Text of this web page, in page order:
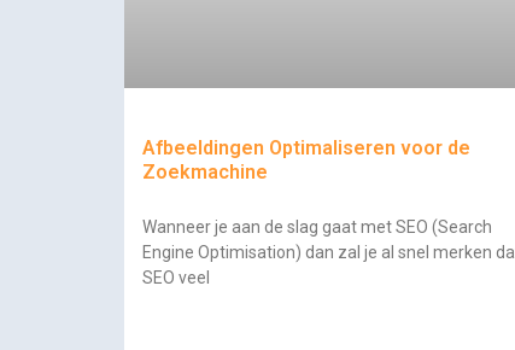
Afbeeldingen Optimaliseren voor de
Zoekmachine
Wanneer je aan de slag gaat met SEO (Search
Engine Optimisation) dan zal je al snel merken
SEO veel